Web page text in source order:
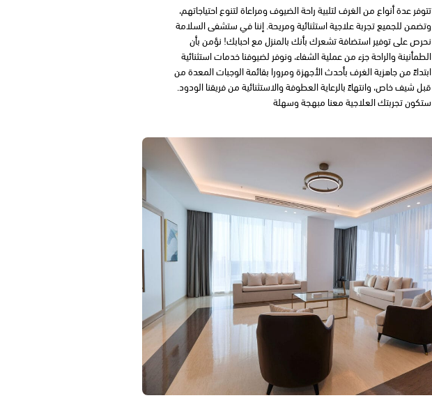
تتوفر عدة أنواع من الغرف لتلبية راحة الضيوف ومراعاة لتنوع احتياجاتهم،
وتضمن للجميع تجربة علاجية استثنائية ومريحة. إننا في ستشفى السلامة
نحرص على توفير استضافة تشعرك بأنك بالمنزل مع احبابك! نؤمن بأن
الطمأنينة والراحة جزء من عملية الشفاء، ونوفر لضيوفنا خدمات استثنائية
ابتداءً من جاهزية الغرف بأحدث الأجهزة ومرورا بقائمة الوجبات المعدة من
قبل شيف خاص، وانتهاءً بالرعاية العطوفة والاستثنائية من فريقنا الودود.
ستكون تجربتك العلاجية معنا مبهجة وسهلة